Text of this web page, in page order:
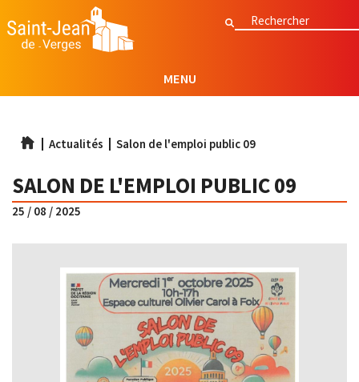
au
contenu
Rechercher
Rechercher
MENU
Actualités Salon de l'emploi public 09
SALON DE L'EMPLOI PUBLIC 09
25 / 08 / 2025